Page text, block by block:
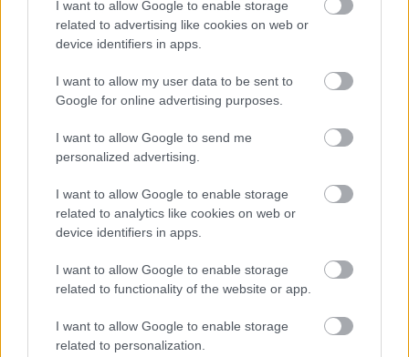
I want to allow Google to enable storage
related to advertising like cookies on web or
device identifiers in apps.
I want to allow my user data to be sent to
Google for online advertising purposes.
I want to allow Google to send me
personalized advertising.
I want to allow Google to enable storage
related to analytics like cookies on web or
device identifiers in apps.
I want to allow Google to enable storage
related to functionality of the website or app.
I want to allow Google to enable storage
related to personalization.
BEST OFINTERNET